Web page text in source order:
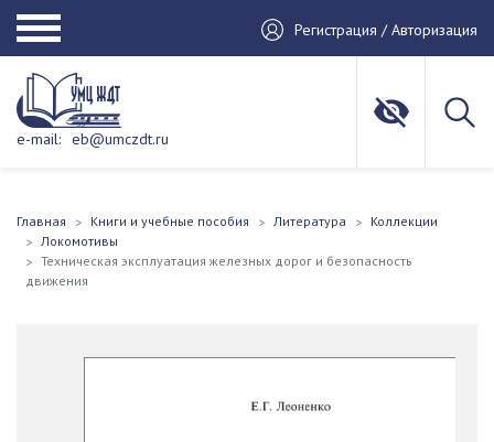
Регистрация / Авторизация
e-mail: eb@umczdt.ru
Главная Книги и учебные пособия Литература
Коллекции
Локомотивы
Техническая эксплуатация железных дорог и безопасность
движения